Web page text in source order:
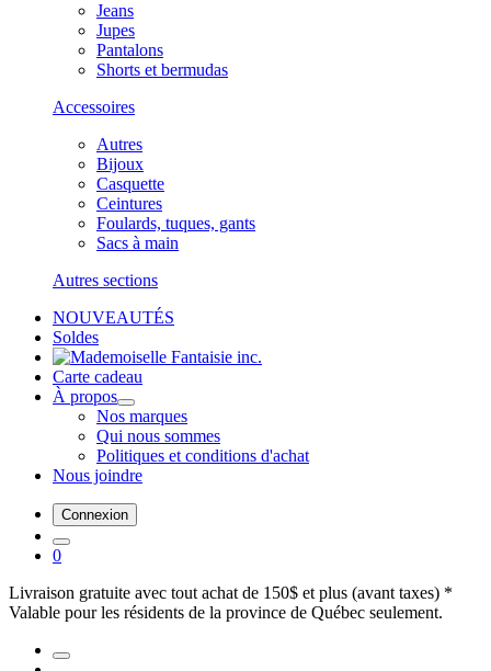
Jeans
Jupes
Pantalons
Shorts et bermudas
Accessoires
Autres
Bijoux
Casquette
Ceintures
Foulards, tuques, gants
Sacs à main
Autres sections
NOUVEAUTÉS
Soldes
Carte cadeau
À propos
Nos marques
Qui nous sommes
Politiques et conditions d'achat
Nous joindre
Connexion
0
Livraison gratuite avec tout achat de 150$ et plus (avant taxes) *
Valable pour les résidents de la province de Québec seulement.